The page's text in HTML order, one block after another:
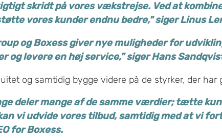
skridt på vores vækstrejse. Ved at
vores kunder endnu bedre," siger Linus
og Boxess giver nye muligheder for
levere en høj service," siger Hans
og samtidig bygge videre på de styrker, der
deler mange af de samme værdier; tætte
vi udvide vores tilbud, samtidig med at vi
for Boxess.